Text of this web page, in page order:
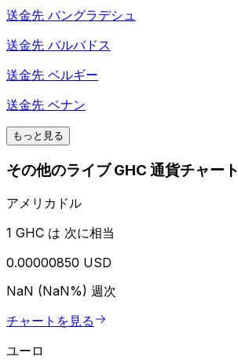
送金先 バングラデシュ
送金先 バルバドス
送金先 ベルギー
送金先 ベナン
もっと見る
その他のライブ GHC 通貨チャート
アメリカドル
1 GHC は 次に相当
0.00000850 USD
NaN (NaN%) 週次
チャートを見る
ユーロ